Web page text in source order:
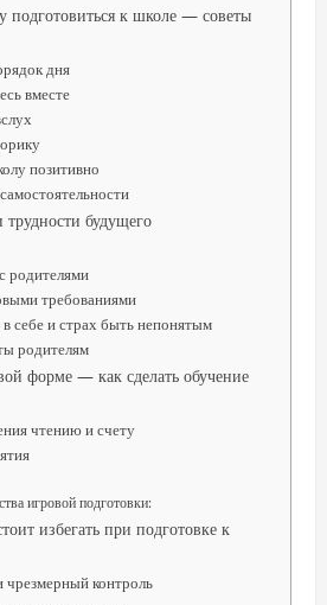
подготовиться к школе — советы
дня
вместе
позитивно
будущего
родителями
требованиями
себе и страх быть непонятым
родителям
форме — как сделать обучение
чтению и счету
игровой подготовки:
избегать при подготовке к
контроль